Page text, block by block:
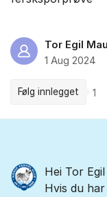
Tor Egil
1 Aug 2024
Følg innlegget 1
Hei Tor
Hvis du